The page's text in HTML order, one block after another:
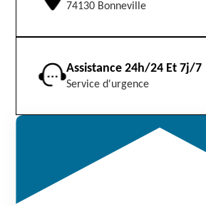
74130 Bonneville
Assistance 24h/24 Et 7j/7
Service d'urgence